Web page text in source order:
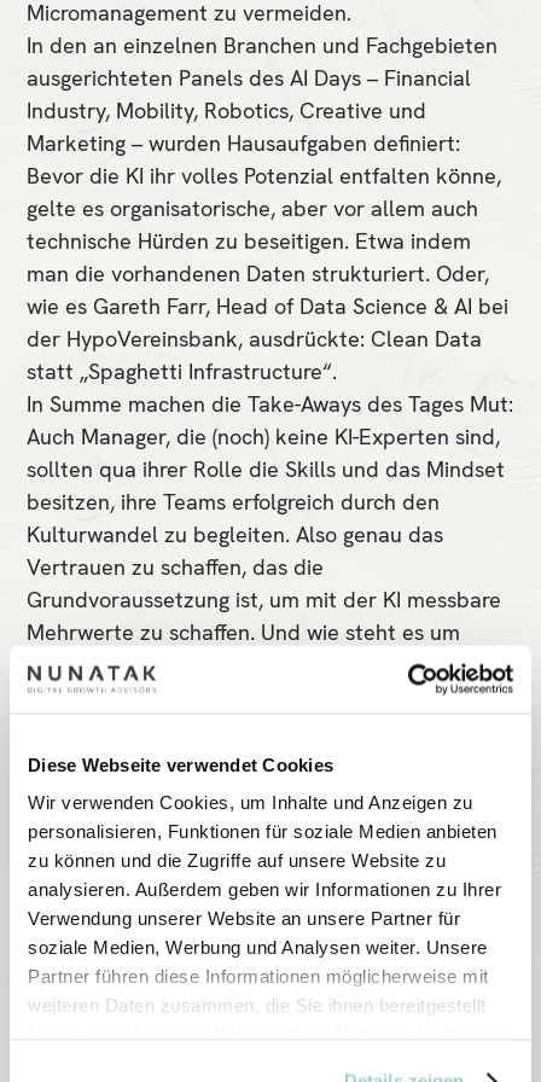
Diese Webseite verwendet Cookies
Wir verwenden Cookies, um Inhalte und Anzeigen zu
personalisieren, Funktionen für soziale Medien anbieten
zu können und die Zugriffe auf unsere Website zu
analysieren. Außerdem geben wir Informationen zu Ihrer
Verwendung unserer Website an unsere Partner für
soziale Medien, Werbung und Analysen weiter. Unsere
Partner führen diese Informationen möglicherweise mit
weiteren Daten zusammen, die Sie ihnen bereitgestellt
Micromanagement zu vermeiden.
In den an einzelnen Branchen und Fachgebieten
ausgerichteten Panels des AI Days – Financial
Industry, Mobility, Robotics, Creative und
Marketing – wurden Hausaufgaben definiert:
Bevor die KI ihr volles Potenzial entfalten könne,
gelte es organisatorische, aber vor allem auch
technische Hürden zu beseitigen. Etwa indem
man die vorhandenen Daten strukturiert. Oder,
wie es Gareth Farr, Head of Data Science & AI bei
der HypoVereinsbank, ausdrückte: Clean Data
statt „Spaghetti Infrastructure“.
In Summe machen die Take-Aways des Tages Mut:
Auch Manager, die (noch) keine KI-Experten sind,
sollten qua ihrer Rolle die Skills und das Mindset
besitzen, ihre Teams erfolgreich durch den
Kulturwandel zu begleiten. Also genau das
Vertrauen zu schaffen, das die
Grundvoraussetzung ist, um mit der KI messbare
Mehrwerte zu schaffen. Und wie steht es um
deren Rolle als vermeintlicher Job-Killer? Die
Experten waren sich einig: Arbeit gibt es auch in
immer richtig allokiert.
Sie sind noch nicht Teil der Nunatak Community?
Dann laden wir Sie herzlich ein, uns und unser AI
Lab näher kennenzulernen. Nunatak unterstützt
Unternehmen bei der Digitalen Transformation,
von der KI-Strategie über die Umsetzung von Use
Cases bis hin zur Mitarbeiterbefähigung. We
make AI work – lassen Sie uns darüber sprechen!
Oder, wie es Nunatak-Gründer Robert Jacobi auf